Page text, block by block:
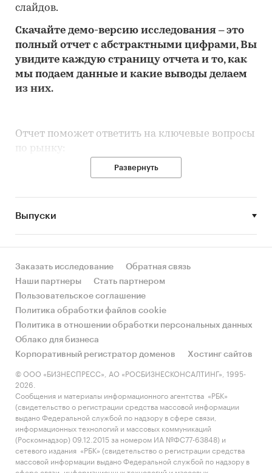
слайдов.
Скачайте демо-версию исследования – это
полный отчет с абстрактными цифрами, Вы
увидите каждую страницу отчета и то,как
мы подаем данные и какие выводы делаем
из них.
Отчет поможет ответить на ключевые вопросы
по рынку:
• Каков объем розничного рынка
(Тюменской области), много это или мало по
сравнению с другими регионами России?
• Рынок растет или снижается? Если растет, то
инфляции? Как соотносятся рост и падение с
динамикой других регионов?
• Какое место регион занимает в России и в
своем федеральном округе по объему продаж
и по продажам на душу населения?
• К какому сегменту можно отнести рынок по
размеру и темпом роста (малый/крупный, с
опережающей динамикой/с отстающей
динамикой) в стратегической перспективе и в
текущей ситуации? Меняются ли позиции
региона с течением времени?
• Насколько рынок насыщен и какой у региона
потенциал роста, если сравнить его с
Развернуть
Выпуски
Заказать исследование
Обратная связь
Наши партнеры
Стать партнером
Пользовательское соглашение
Политика обработки файлов cookie
Политика в отношении обработки персональных данных
Облако для бизнеса
Корпоративный регистратор доменов
Хостинг сайтов
© ООО «БИЗНЕСПРЕСС», АО «РОСБИЗНЕСКОНСАЛТИНГ», 1995-
2026.
Сообщения и материалы информационного агентства «РБК»
(свидетельство о регистрации средства массовой информации
выдано Федеральной службой по надзору в сфере связи,
информационных технологий и массовых коммуникаций
(Роскомнадзор) 09.12.2015 за номером ИА №ФС77-63848) и
сетевого издания «РБК» (свидетельство о регистрации средства
массовой информации выдано Федеральной службой по надзору в